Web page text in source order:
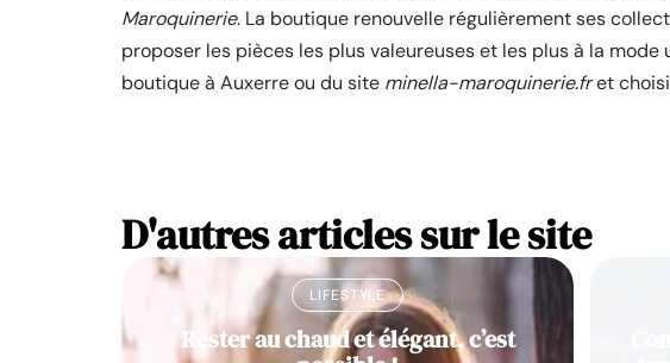
Maroquinerie. La boutique renouvelle régulièrement ses
proposer les pièces les plus valeureuses et les plus à la
boutique à Auxerre ou du site minella-maroquinerie.fret
D'autres articles sur le site
LIFESTYLE
Rester au chaud et élégant, c’est